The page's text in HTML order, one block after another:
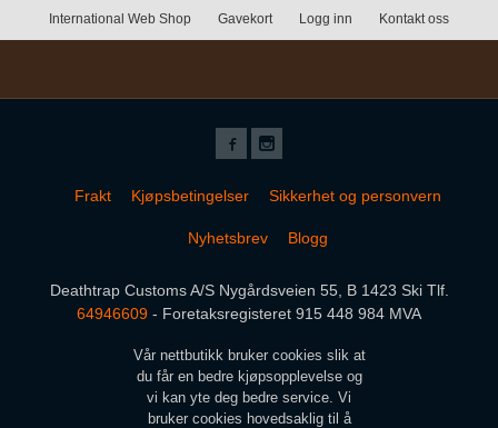
International Web Shop Gavekort Logg inn Kontakt oss
Frakt Kjøpsbetingelser Sikkerhet og personvern
Nyhetsbrev Blogg
Deathtrap Customs A/S Nygårdsveien 55, B 1423 Ski Tlf.
64946609 - Foretaksregisteret 915 448 984 MVA
Vår nettbutikk bruker cookies slik at
du får en bedre kjøpsopplevelse og
vi kan yte deg bedre service. Vi
bruker cookies hovedsaklig til å